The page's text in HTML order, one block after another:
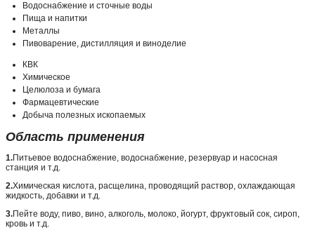
Водоснабжение и сточные воды
Пища и напитки
Металлы
Пивоварение, дистилляция и виноделие
КВК
Химическое
Целюлоза и бумага
Фармацевтические
Добыча полезных ископаемых
Область применения
1.Питьевое водоснабжение, водоснабжение, резервуар и насосная
станция и т.д.
2.Химическая кислота, расщелина, проводящий раствор, охлаждающая
жидкость, добавки и т.д.
3.Пейте воду, пиво, вино, алкоголь, молоко, йогурт, фруктовый сок, сироп,
кровь и т.д.